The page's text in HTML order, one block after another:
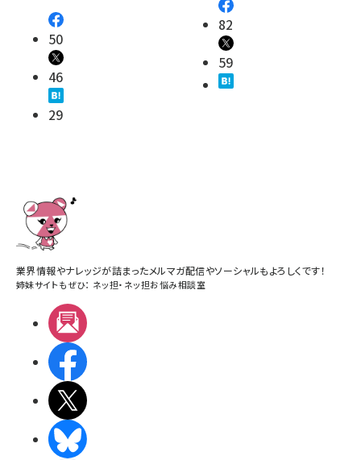
50
46
29
82
59
業界情報やナレッジが詰まったメルマガ配信やソーシャルもよろしくです！
姉妹サイトもぜひ： ネッ担・ ネッ担お悩み相談室